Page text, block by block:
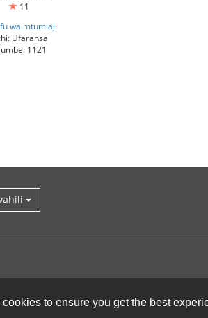
to ensure you get the best
11
wa mtumiaji
Ufaransa
1121